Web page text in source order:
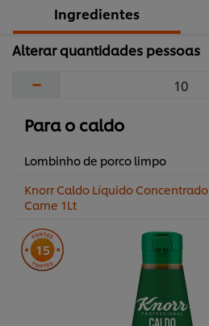
Ingredientes
Alterar quantidades pessoas
−
Para o caldo
Lombinho de porco limpo
Knorr Caldo Líquido Concentrado
Carne 1Lt
15